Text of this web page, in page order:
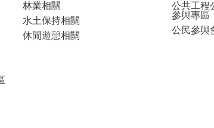
林業相關
水土保持相關
休閒遊憩相關
公共工程
參與專區
公民參與